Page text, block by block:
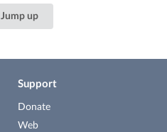
Jump up
Support
Donate
Web